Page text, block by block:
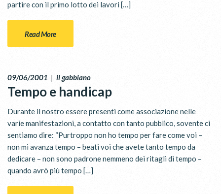
partire con il primo lotto dei lavori […]
Read More
09/06/2001 | il gabbiano
Tempo e handicap
Durante il nostro essere presenti come associazione nelle
varie manifestazioni, a contatto con tanto pubblico, sovente ci
sentiamo dire: “Purtroppo non ho tempo per fare come voi –
non mi avanza tempo – beati voi che avete tanto tempo da
dedicare – non sono padrone nemmeno dei ritagli di tempo –
quando avrò più tempo […]